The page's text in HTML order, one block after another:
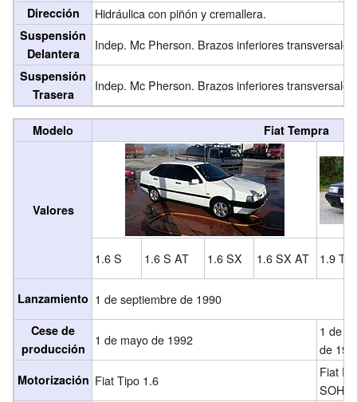
Dirección Hidráulica con piñón y cremallera.
Suspensión
Delantera
Indep. Mc Pherson. Brazos inferiores transversales
Suspensión
Trasera
Indep. Mc Pherson. Brazos inferiores transversales
Modelo Fiat Tempra
Valores
1.6 S 1.6 S AT 1.6 SX 1.6 SX AT 1.9
Lanzamiento 1 de septiembre de 1990
Cese de
producción
1 de mayo de 1992
1 de
de
Motorización Fiat Tipo 1.6
Fiat
SOHC